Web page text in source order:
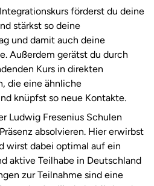
förderst du deine
stärkst so deine
und damit auch deine
Außerdem gerätst du durch
Kurs in direkten
die eine ähnliche
knüpfst so neue Kontakte.
Ludwig Fresenius Schulen
absolvieren. Hier erwirbst
wirst dabei optimal auf ein
aktive Teilhabe in Deutschland
zur Teilnahme sind eine